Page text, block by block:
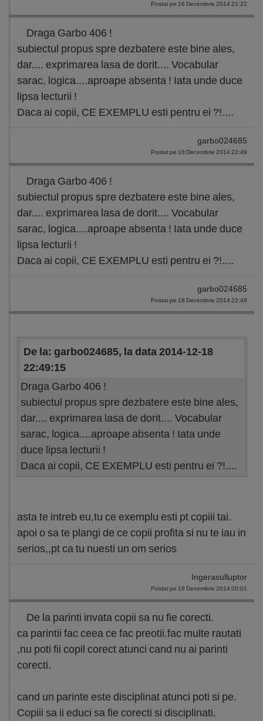
Postat pe 16 Decembrie 2014 21:22
Draga Garbo 406 !
subiectul propus spre dezbatere este bine ales,
dar.... exprimarea lasa de dorit.... Vocabular
sarac, logica....aproape absenta ! Iata unde duce
lipsa lecturii !
Daca ai copii, CE EXEMPLU esti pentru ei ?!....
garbo024685
Postat pe 18 Decembrie 2014 22:49
Draga Garbo 406 !
subiectul propus spre dezbatere este bine ales,
dar.... exprimarea lasa de dorit.... Vocabular
sarac, logica....aproape absenta ! Iata unde duce
lipsa lecturii !
Daca ai copii, CE EXEMPLU esti pentru ei ?!....
garbo024685
Postat pe 18 Decembrie 2014 22:49
De la: garbo024685, la data 2014-12-18
22:49:15
Draga Garbo 406 !
subiectul propus spre dezbatere este bine ales,
dar.... exprimarea lasa de dorit.... Vocabular
sarac, logica....aproape absenta ! Iata unde
duce lipsa lecturii !
Daca ai copii, CE EXEMPLU esti pentru ei ?!....
asta te intreb eu,tu ce exemplu esti pt copiii tai.
apoi o sa te plangi de ce copii profita si nu te iau in
serios,,pt ca tu nuesti un om serios
Ingerasulluptor
Postat pe 19 Decembrie 2014 00:01
De la parinti invata copii sa nu fie corecti.
ca parintii fac ceea ce fac preotii.fac multe rautati
,nu poti fii copil corect atunci cand nu ai parinti
corecti.
cand un parinte este disciplinat atunci poti si pe.
Copiii sa ii educi sa fie corecti si disciplinati.